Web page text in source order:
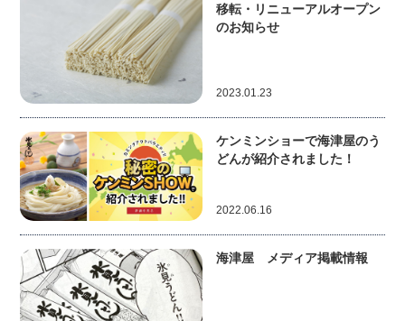
移転・リニューアルオープン
のお知らせ
2023.01.23
ケンミンショーで海津屋のう
どんが紹介されました！
2022.06.16
海津屋 メディア掲載情報